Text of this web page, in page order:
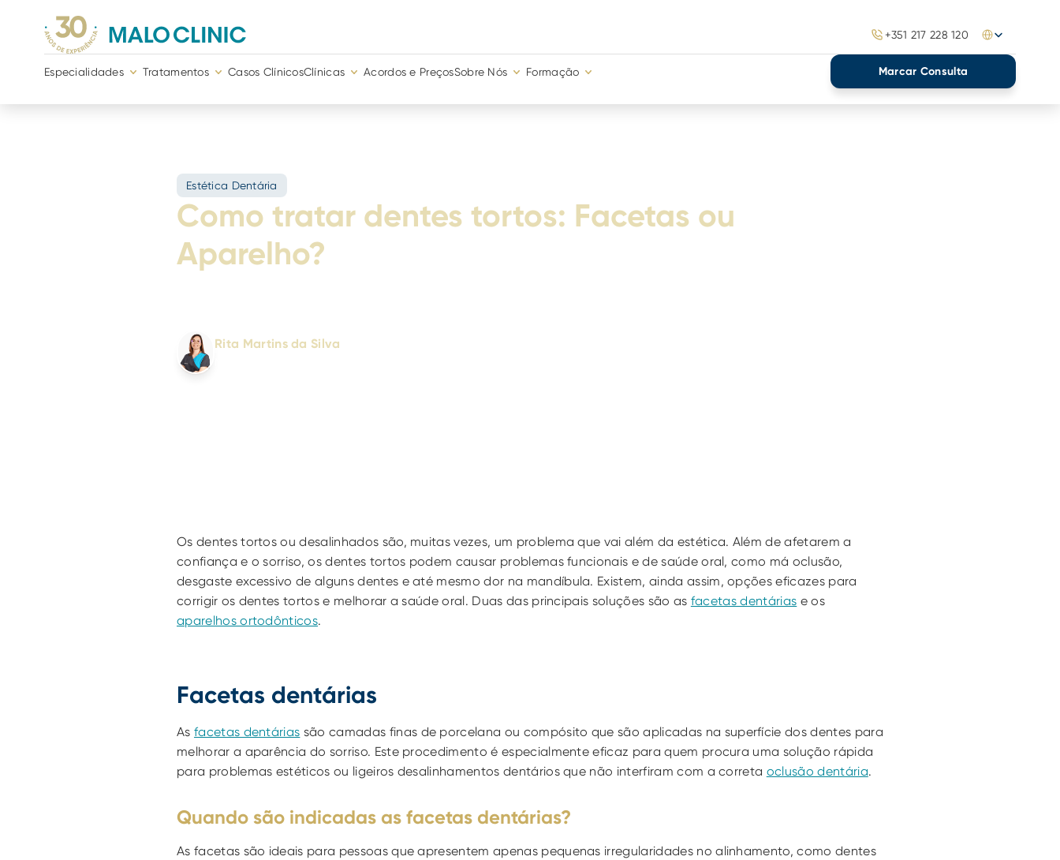
+351 217 228 120
Especialidades Tratamentos Casos ClínicosClínicas Acordos e PreçosSobre Nós Formação Marcar Consulta
Estética Dentária
Como tratar dentes tortos: Facetas ou
Aparelho?
Rita Martins da Silva
Os dentes tortos ou desalinhados são, muitas vezes, um problema que vai além da estética. Além de afetarem a
confiança e o sorriso, os dentes tortos podem causar problemas funcionais e de saúde oral, como má oclusão,
desgaste excessivo de alguns dentes e até mesmo dor na mandíbula. Existem, ainda assim, opções eficazes para
corrigir os dentes tortos e melhorar a saúde oral. Duas das principais soluções são as facetas dentárias
e os
aparelhos ortodônticos.
Facetas dentárias
As facetas dentárias são camadas finas de porcelana ou compósito que são aplicadas na superfície dos dentes para
melhorar a aparência do sorriso. Este procedimento é especialmente eficaz para quem procura uma solução rápida
para problemas estéticos ou ligeiros desalinhamentos dentários que não interfiram com a correta oclusão dentária.
Quando são indicadas as facetas dentárias?
As facetas são ideais para pessoas que apresentem apenas pequenas irregularidades no alinhamento, como dentes